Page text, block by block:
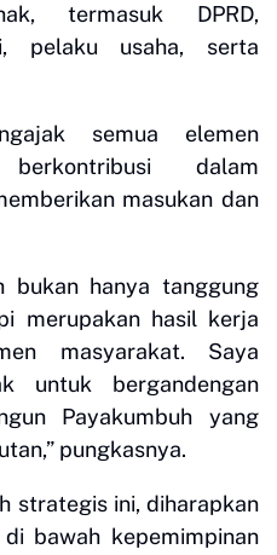
termasuk DPRD,
pelaku usaha, serta
semua elemen
dalam
masukan dan
bukan hanya tanggung
merupakan hasil kerja
masyarakat. Saya
untuk bergandengan
Payakumbuh yang
pungkasnya.
strategis ini, diharapkan
bawah kepemimpinan